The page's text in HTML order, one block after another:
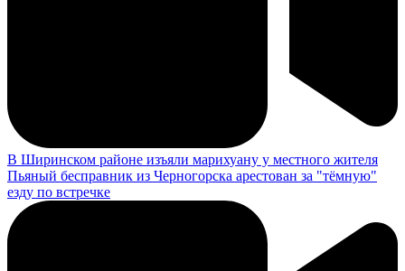
В Ширинском районе изъяли марихуану у местного жителя
Пьяный бесправник из Черногорска арестован за "тёмную"
езду по встречке